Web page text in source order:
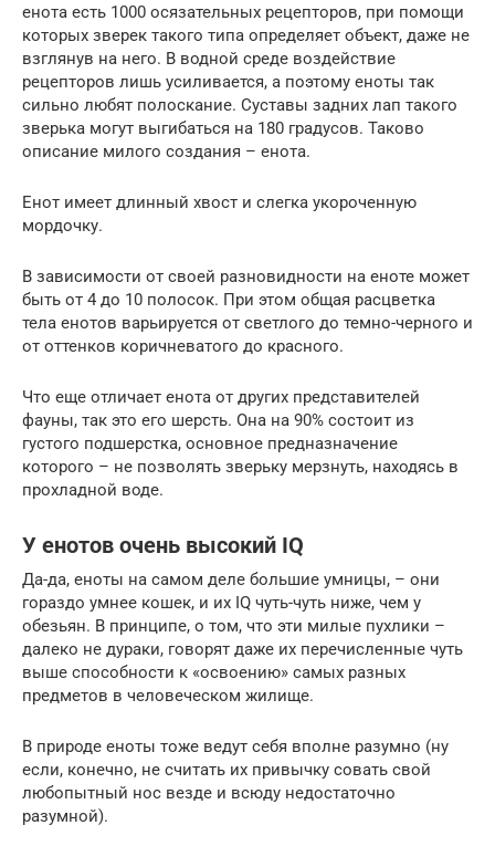
енота есть 1000 осязательных рецепторов, при помощи
которых зверек такого типа определяет объект, даже не
взглянув на него. В водной среде воздействие
рецепторов лишь усиливается, а поэтому еноты так
сильно любят полоскание. Суставы задних лап такого
зверька могут выгибаться на 180 градусов. Таково
описание милого создания – енота.
Енот имеет длинный хвост и слегка укороченную
мордочку.
В зависимости от своей разновидности на еноте может
быть от 4 до 10 полосок. При этом общая расцветка
тела енотов варьируется от светлого до темно-черного и
от оттенков коричневатого до красного.
Что еще отличает енота от других представителей
фауны, так это его шерсть. Она на 90% состоит из
густого подшерстка, основное предназначение
которого – не позволять зверьку мерзнуть, находясь в
прохладной воде.
У енотов очень высокий IQ
Да-да, еноты на самом деле большие умницы, – они
гораздо умнее кошек, и их IQ чуть-чуть ниже, чем у
обезьян. В принципе, о том, что эти милые пухлики –
далеко не дураки, говорят даже их перечисленные чуть
выше способности к «освоению» самых разных
предметов в человеческом жилище.
В природе еноты тоже ведут себя вполне разумно (ну
если, конечно, не считать их привычку совать свой
любопытный нос везде и всюду недостаточно
разумной).